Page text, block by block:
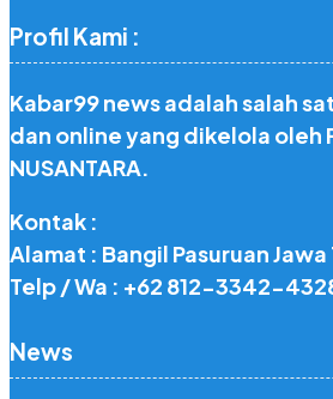
Profil Kami :
Kabar99 news adalah salah
dan online yang dikelola oleh
NUSANTARA.
Kontak :
Alamat : Bangil Pasuruan Jawa
Telp / Wa : +62 812-3342-
News